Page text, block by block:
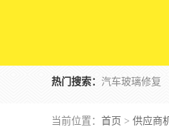
热门搜索： 汽车玻璃修复
当前位置： 首页 > 供应商